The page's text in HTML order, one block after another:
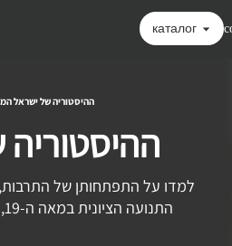
каталог
ההיסטוריה של ישראל
למדו על התפתחותן של